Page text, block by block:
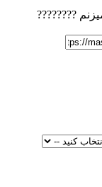
????????